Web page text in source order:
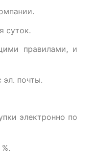
суток.
правилами, и
эл. почты.
электронно по